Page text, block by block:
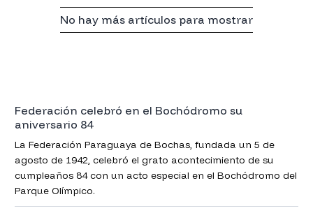
No hay más artículos para mostrar
Federación celebró en el Bochódromo su
aniversario 84
La Federación Paraguaya de Bochas, fundada un 5 de
agosto de 1942, celebró el grato acontecimiento de su
cumpleaños 84 con un acto especial en el Bochódromo del
Parque Olímpico.